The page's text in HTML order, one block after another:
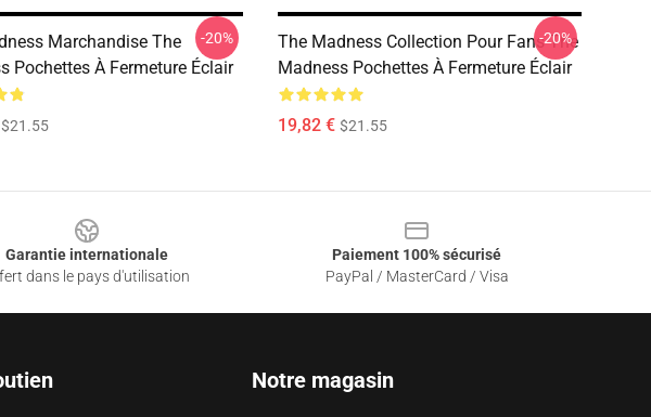
Marchandise The
Pochettes À Fermeture Éclair
$21.55
-20%
The Madness Collection Pour Fans The
Madness Pochettes À Fermeture Éclair
19,82 € $21.55
-20%
Garantie internationale
dans le pays d'utilisation
Paiement 100% sécurisé
PayPal / MasterCard / Visa
Notre magasin